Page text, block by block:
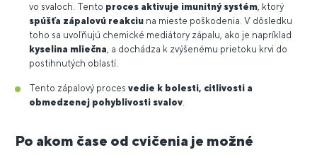
vo svaloch. Tento proces aktivuje imunitný systém , ktorý
spúšťa zápalovú reakciu na mieste poškodenia. V dôsledku
toho sa uvoľňujú chemické mediátory zápalu, ako je napríklad
kyselina mliečna , a dochádza k zvýšenému prietoku krvi do
postihnutých oblastí.
Tento zápalový proces vedie k bolesti, citlivosti a
obmedzenej pohyblivosti svalov
Po akom čase od cvičenia je možné